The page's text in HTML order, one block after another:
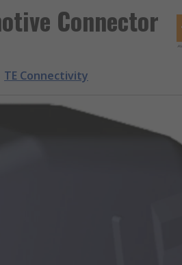
Connector
TE Connectivity